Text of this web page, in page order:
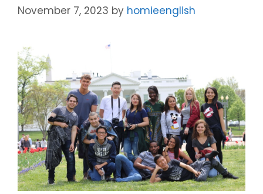
November 7, 2023 by homieenglish